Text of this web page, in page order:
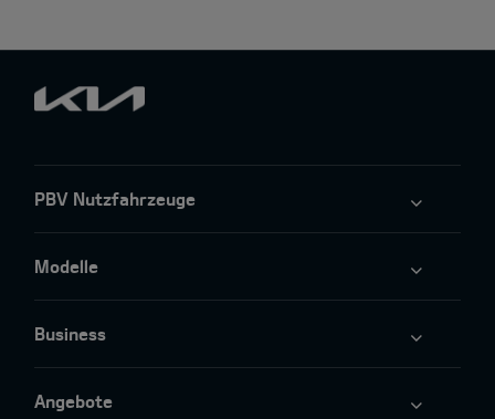
PBV Nutzfahrzeuge
Modelle
Business
Angebote